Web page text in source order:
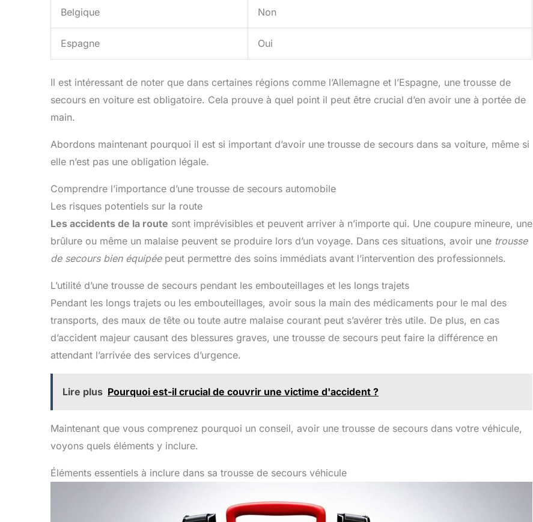
Belgique Non
Espagne Oui
Il est intéressant de noter que dans certaines régions comme l’Allemagne et l’Espagne, une trousse de
secours en voiture est obligatoire. Cela prouve à quel point il peut être crucial d’en avoir une à portée de
main.
Abordons maintenant pourquoi il est si important d’avoir une trousse de secours dans sa voiture, même si
elle n’est pas une obligation légale.
Comprendre l’importance d’une trousse de secours automobile
Les risques potentiels sur la route
Les accidents de la route sont imprévisibles et peuvent arriver à n’importe qui. Une coupure mineure, une
brûlure ou même un malaise peuvent se produire lors d’un voyage. Dans ces situations, avoir une trousse
de secours bien équipéepeut permettre des soins immédiats avant l’intervention des professionnels.
L’utilité d’une trousse de secours pendant les embouteillages et les longs trajets
Pendant les longs trajets ou les embouteillages, avoir sous la main des médicaments pour le mal des
transports, des maux de tête ou toute autre malaise courant peut s’avérer très utile. De plus, en cas
d’accident majeur causant des blessures graves, une trousse de secours peut faire la différence en
attendant l’arrivée des services d’urgence.
Lire plus Pourquoi est-il crucial de couvrir une victime d'accident ?
Maintenant que vous comprenez pourquoi un conseil, avoir une trousse de secours dans votre véhicule,
voyons quels éléments y inclure.
Éléments essentiels à inclure dans sa trousse de secours véhicule